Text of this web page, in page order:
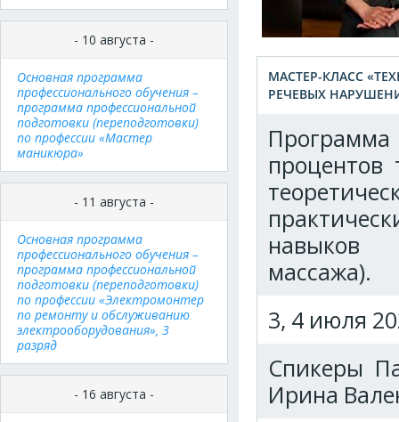
- 10 августа -
Основная программа
профессионального обучения –
программа профессиональной
подготовки (переподготовки)
по профессии «Мастер
маникюра»
- 11 августа -
Основная программа
профессионального обучения –
программа профессиональной
подготовки (переподготовки)
по профессии «Электромонтер
по ремонту и обслуживанию
электрооборудования», 3
разряд
- 16 августа -
МАСТЕР-КЛАСС
РЕЧЕВЫХ
процентов
навыков
массажа).
3, 4 июля
Спикеры
Ирина